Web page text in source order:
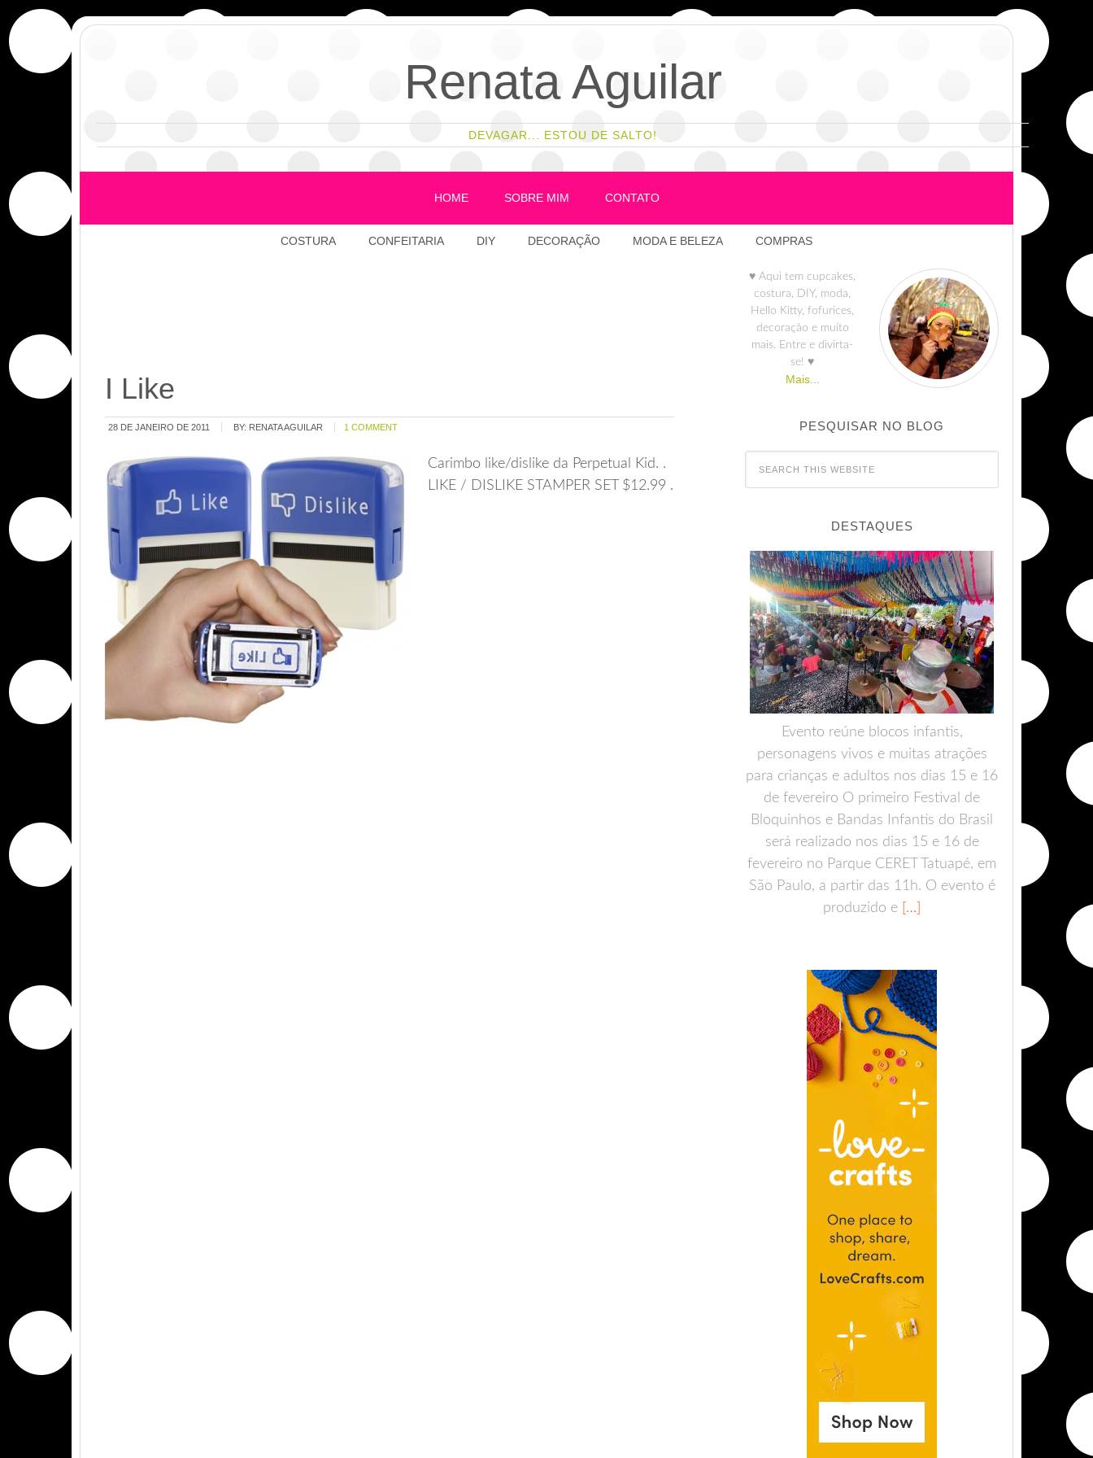
Renata Aguilar
DEVAGAR... ESTOU DE SALTO!
HOME SOBRE MIM CONTATO
COSTURA CONFEITARIA DIY DECORAÇÃO MODA E BELEZA COMPRAS
I Like
28 DE JANEIRO DE 2011 BY: RENATA AGUILAR 1 COMMENT
Carimbo like/dislike da Perpetual Kid. .
LIKE / DISLIKE STAMPER SET $12.99 .
♥ Aqui tem cupcakes,
costura, DIY, moda,
Hello Kitty, fofurices,
decoração e muito
mais. Entre e divirta-
se! ♥
Mais...
PESQUISAR NO BLOG
DESTAQUES
Evento reúne blocos infantis,
personagens vivos e muitas atrações
para crianças e adultos nos dias 15 e 16
de fevereiro O primeiro Festival de
Bloquinhos e Bandas Infantis do Brasil
será realizado nos dias 15 e 16 de
fevereiro no Parque CERET Tatuapé, em
São Paulo, a partir das 11h. O evento é
produzido e […]